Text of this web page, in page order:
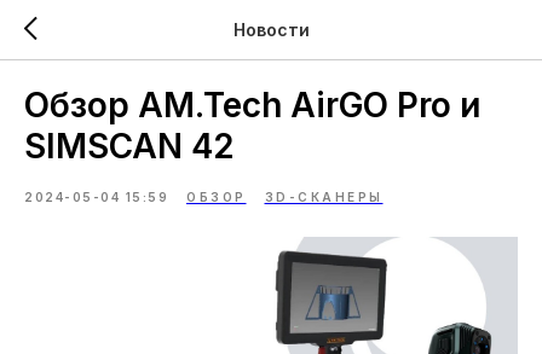
Новости
Обзор AM.Tech AirGO Pro и
SIMSCAN 42
2024-05-04 15:59 ОБЗОР 3D-СКАНЕРЫ